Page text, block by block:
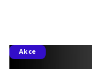
Akce